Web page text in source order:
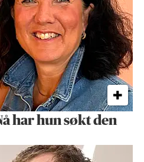
har hun søkt den